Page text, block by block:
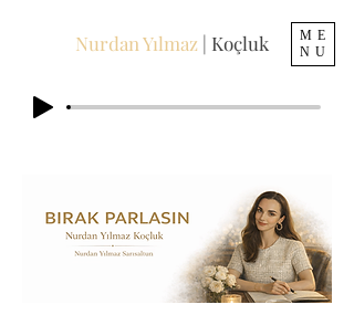
ME
NU
Nurdan Yılmaz | Koçluk